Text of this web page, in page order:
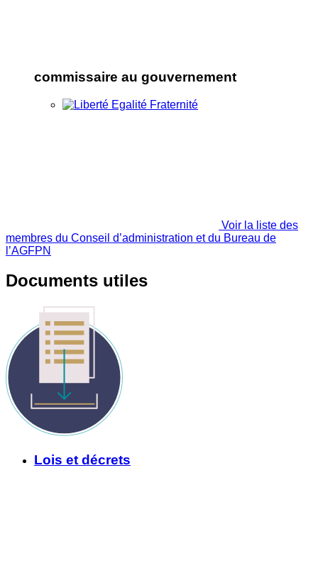
commissaire au gouvernement
Voir la liste des
membres du Conseil d’administration et du Bureau de
l’AGFPN
Documents utiles
Lois et décrets